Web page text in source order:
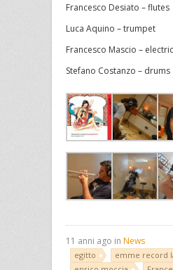
Francesco Desiato – flutes
Luca Aquino – trumpet
Francesco Mascio –
Stefano Costanzo – drums
11 anni ago in News
egitto
emme record